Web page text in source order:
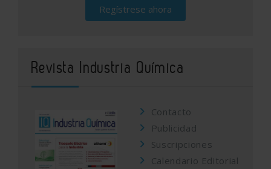
Regístrese ahora
Revista Industria Química
Contacto
Publicidad
Suscripciones
Calendario Editorial